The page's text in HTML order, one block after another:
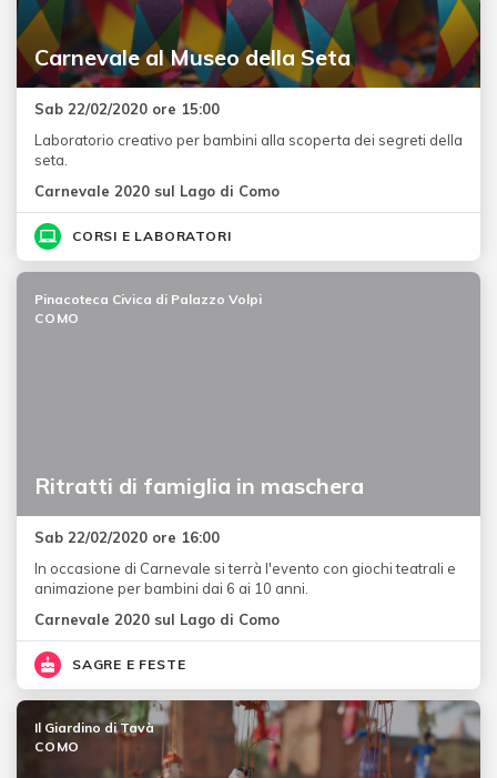
Carnevale al Museo della Seta
Sab 22/02/2020 ore 15:00
Laboratorio creativo per bambini alla scoperta dei segreti della
seta.
Carnevale 2020 sul Lago di Como
CORSI E LABORATORI
Ritratti di famiglia in maschera
Pinacoteca Civica di Palazzo Volpi
COMO
Sab 22/02/2020 ore 16:00
In occasione di Carnevale si terrà l'evento con giochi teatrali e
animazione per bambini dai 6 ai 10 anni.
Carnevale 2020 sul Lago di Como
SAGRE E FESTE
Il Giardino di Tavà
COMO